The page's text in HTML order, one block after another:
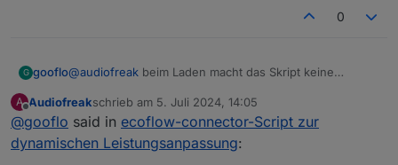
0
G gooflo@audiofreak beim Laden macht das Skript keine
beziehen sich auf das Entladen! Damit ist der erste und
dritte Bullet erklärt. Der zweite Bullet ist seltsam, das
funktioniert bei mir gut und ich sehe in Deiner
Konfiguration auch keinen Fehler. Könntest Du da mal
A
Offline
Audiofreakschrieb am 5. Juli 2024, 14:05
zuletzt editiert von
@gooflo said in ecoflow-connector-Script zur
dynamischen Leistungsanpassung: